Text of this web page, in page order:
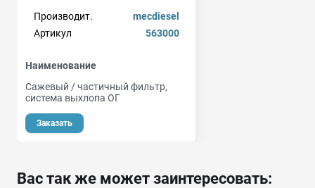
Производит.
mecdiesel
Артикул
563000
Наименование
Сажевый / частичный фильтр,
система выхлопа ОГ
Заказать
Вас так же может заинтересовать: